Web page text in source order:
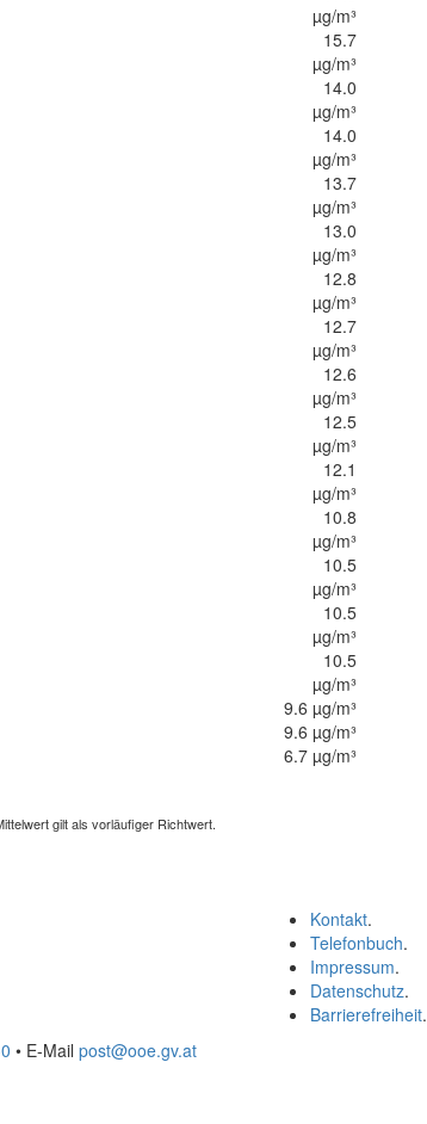
µg/m³
15.7
µg/m³
14.0
µg/m³
14.0
µg/m³
13.7
µg/m³
13.0
µg/m³
12.8
µg/m³
12.7
µg/m³
12.6
µg/m³
12.5
µg/m³
12.1
µg/m³
10.8
µg/m³
10.5
µg/m³
10.5
µg/m³
10.5
µg/m³
9.6 µg/m³
9.6 µg/m³
6.7 µg/m³
gilt als vorläufiger Richtwert.
Kontakt.
Telefonbuch.
Impressum.
Datenschutz.
Barrierefreiheit.
• E-Mail post@ooe.gv.at